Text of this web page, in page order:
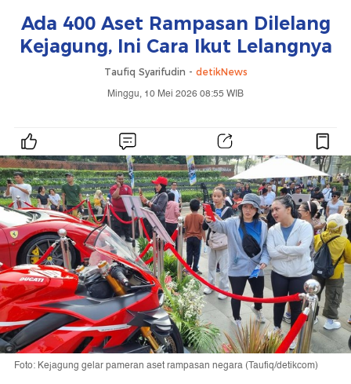
Ada 400 Aset Rampasan Dilelang
Kejagung, Ini Cara Ikut Lelangnya
Taufiq Syarifudin - detikNews
Minggu, 10 Mei 2026 08:55 WIB
Foto: Kejagung gelar pameran aset rampasan negara (Taufiq/detikcom)